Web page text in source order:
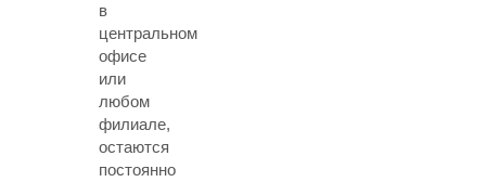
в
центральном
офисе
или
любом
филиале,
остаются
постоянно